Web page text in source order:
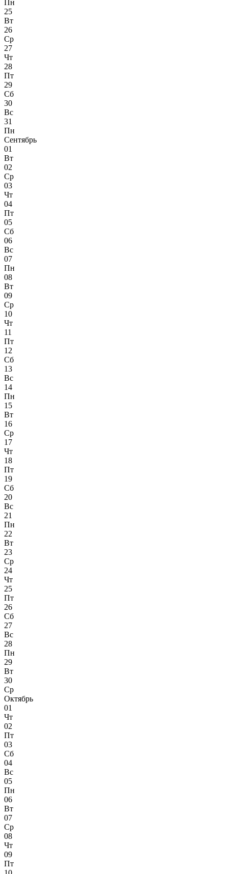
Пн
25
Вт
26
Ср
27
Чт
28
Пт
29
Сб
30
Вс
31
Пн
Сентябрь
01
Вт
02
Ср
03
Чт
04
Пт
05
Сб
06
Вс
07
Пн
08
Вт
09
Ср
10
Чт
11
Пт
12
Сб
13
Вс
14
Пн
15
Вт
16
Ср
17
Чт
18
Пт
19
Сб
20
Вс
21
Пн
22
Вт
23
Ср
24
Чт
25
Пт
26
Сб
27
Вс
28
Пн
29
Вт
30
Ср
Октябрь
01
Чт
02
Пт
03
Сб
04
Вс
05
Пн
06
Вт
07
Ср
08
Чт
09
Пт